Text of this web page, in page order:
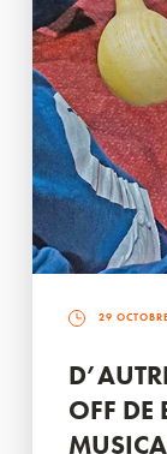
29 OCTOBRE
OFF DE